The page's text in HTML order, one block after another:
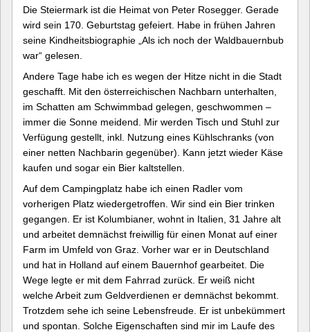
Die Steiermark ist die Heimat von Peter Rosegger. Gerade
wird sein 170. Geburtstag gefeiert. Habe in frühen Jahren
seine Kindheitsbiographie „Als ich noch der Waldbauernbub
war“ gelesen.
Andere Tage habe ich es wegen der Hitze nicht in die Stadt
geschafft. Mit den österreichischen Nachbarn unterhalten,
im Schatten am Schwimmbad gelegen, geschwommen –
immer die Sonne meidend. Mir werden Tisch und Stuhl zur
Verfügung gestellt, inkl. Nutzung eines Kühlschranks (von
einer netten Nachbarin gegenüber). Kann jetzt wieder Käse
kaufen und sogar ein Bier kaltstellen.
Auf dem Campingplatz habe ich einen Radler vom
vorherigen Platz wiedergetroffen. Wir sind ein Bier trinken
gegangen. Er ist Kolumbianer, wohnt in Italien, 31 Jahre alt
und arbeitet demnächst freiwillig für einen Monat auf einer
Farm im Umfeld von Graz. Vorher war er in Deutschland
und hat in Holland auf einem Bauernhof gearbeitet. Die
Wege legte er mit dem Fahrrad zurück. Er weiß nicht
welche Arbeit zum Geldverdienen er demnächst bekommt.
Trotzdem sehe ich seine Lebensfreude. Er ist unbekümmert
und spontan. Solche Eigenschaften sind mir im Laufe des